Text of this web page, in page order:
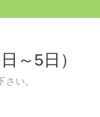
～5日）
い。